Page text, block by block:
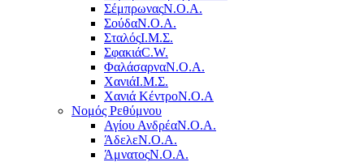
ΣέμπρωναςΝ.Ο.Α.
ΣούδαΝ.Ο.Α.
ΣταλόςΙ.Μ.Σ.
ΣφακιάC.W.
ΦαλάσαρναΝ.Ο.Α.
ΧανιάΙ.Μ.Σ.
Χανιά ΚέντροN.O.A
Νομός Ρεθύμνου
Αγίου ΑνδρέαΝ.Ο.Α.
ΆδελεΝ.Ο.Α.
ΆμνατοςΝ.Ο.Α.